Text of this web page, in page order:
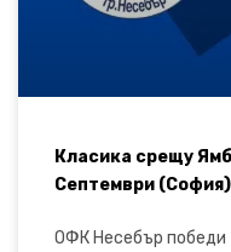
Класика срещу
Септември (София)
ОФК Несебър победи